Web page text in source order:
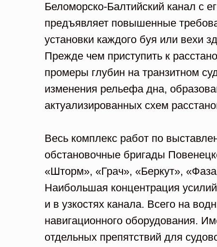
Беломорско-Балтийский канал с
предъявляет повышенные
установки каждого буя или вехи
Прежде чем приступить к
промеры глубин на транзитном
изменения рельефа дна,
актуализированных схем
Весь комплекс работ по
обстановочные бригады
«Шторм», «Грач», «Беркут»,
Наибольшая концентрация
и в узкостях канала. Всего на
навигационного оборудования.
отдельных препятствий для